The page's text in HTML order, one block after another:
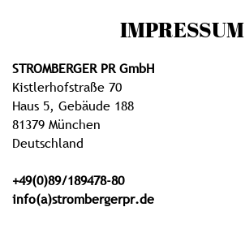
IMPRESSUM
STROMBERGER PR GmbH
Kistlerhofstraße 70
Haus 5, Gebäude 188
81379 München
Deutschland
+49(0)89/189478-80
info(a)strombergerpr.de